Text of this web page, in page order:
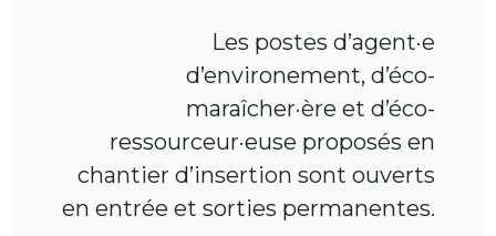
Les postes d’agent·e
d’environement, d’éco-
maraîcher·ère et d’éco-
ressourceur·euse proposés en
chantier d’insertion sont ouverts
en entrée et sorties permanentes.